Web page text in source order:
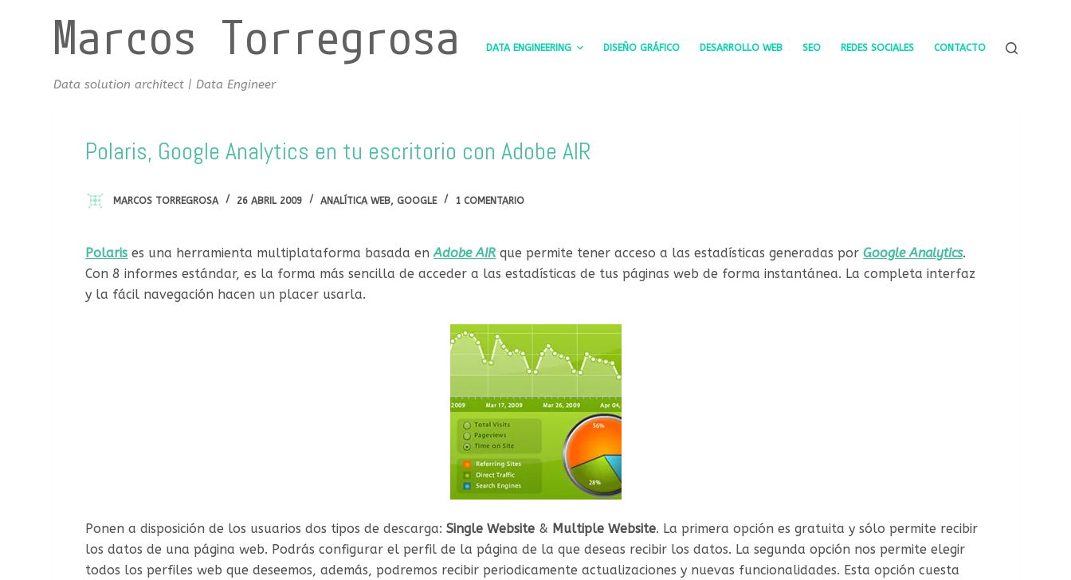
Marcos Torregrosa
Data solution architect | Data Engineer
DATA ENGINEERING DISEÑO GRÁFICO DESARROLLO WEB SEO REDES SOCIALES CONTACTO
Polaris, Google Analytics en tu escritorio con Adobe AIR
MARCOS TORREGROSA 26 ABRIL 2009 ANALÍTICA WEB, GOOGLE 1 COMENTARIO
Polaris es una herramienta multiplataforma basada enAdobe AIR que permite tener acceso a las estadísticas generadas porGoogle Analytics.
Con 8 informes estándar, es la forma más sencilla de acceder a las estadísticas de tus páginas web de forma instantánea. La completa interfaz
y la fácil navegación hacen un placer usarla.
Ponen a disposición de los usuarios dos tipos de descarga:Single Website & Multiple Website. La primera opción es gratuita y sólo permite recibir
los datos de una página web. Podrás configurar el perfil de la página de la que deseas recibir los datos. La segunda opción nos permite elegir
todos los perfiles web que deseemos, además, podremos recibir periodicamente actualizaciones y nuevas funcionalidades. Esta opción cuesta